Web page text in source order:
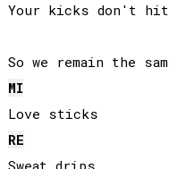
Your kicks don't hit
MI
RE